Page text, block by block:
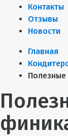
Контакты
Отзывы
Новости
Главная
Полезные